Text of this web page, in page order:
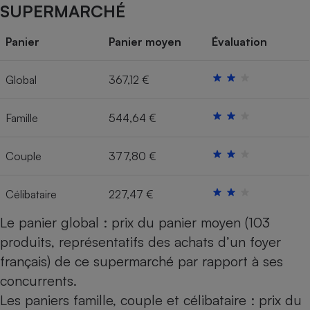
SUPERMARCHÉ
Panier Panier moyen Évaluation
Global 367,12 €
Famille 544,64 €
Couple 377,80 €
Célibataire 227,47 €
Le panier global : prix du panier moyen (103
produits, représentatifs des achats d’un foyer
français) de ce supermarché par rapport à ses
concurrents.
Les paniers famille, couple et célibataire : prix du